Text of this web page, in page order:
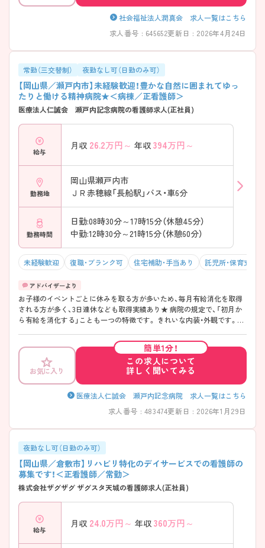
社会福祉法人潤真会 求人一覧はこちら
求人番号 : 645652更新日 : 2026年4月24日
常勤（三交替制） 夜勤なし可（日勤のみ可）
【岡山県／瀬戸内市】未経験歓迎！豊かな自然に囲まれてゆっ
たりと働ける精神病院★＜病棟／正看護師＞
医療法人仁誠会 瀬戸内記念病院の看護師求人(正社員)
給与
月収 26.2万円～ 年収 394万円～
勤務地
岡山県瀬戸内市
ＪＲ赤穂線「長船駅」バス・車6分
勤務時間
日勤:08時30分～17時15分（休憩45分）
中勤:12時30分～21時15分（休憩60分）
未経験歓迎 復職・ブランク可 住宅補助・手当あり 託児所・保育支援
お子様のイベントごとに休みを取る方が多いため、毎月有給消化を取得
される方が多く、3日連休なども取得実績あり★ 病院の規定で、「初月か
ら有給を消化する」ことも一つの特徴です。 きれいな内装・外観です。ま
高齢者看護というイメージになります。
お気に入り
簡単1分！
この求人について
詳しく聞いてみる
医療法人仁誠会 瀬戸内記念病院 求人一覧はこちら
求人番号 : 483474更新日 : 2026年1月29日
夜勤なし可（日勤のみ可）
【岡山県／倉敷市】リハビリ特化のデイサービスでの看護師の
募集です！＜正看護師／常勤＞
株式会社ザグザグ ザグスタ天城の看護師求人(正社員)
給与
月収 24.0万円～ 年収 360万円～